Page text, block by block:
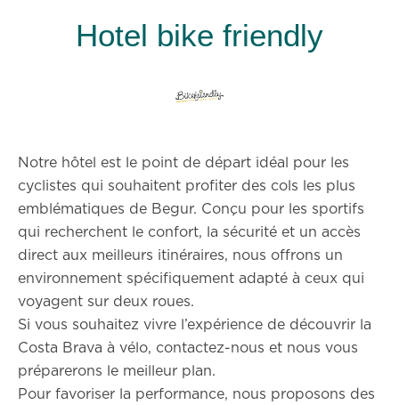
Hotel bike friendly
Notre hôtel est le point de départ idéal pour les
cyclistes qui souhaitent profiter des cols les plus
emblématiques de Begur. Conçu pour les sportifs
qui recherchent le confort, la sécurité et un accès
direct aux meilleurs itinéraires, nous offrons un
environnement spécifiquement adapté à ceux qui
voyagent sur deux roues.
Si vous souhaitez vivre l’expérience de découvrir la
Costa Brava à vélo, contactez-nous et nous vous
préparerons le meilleur plan.
Pour favoriser la performance, nous proposons des